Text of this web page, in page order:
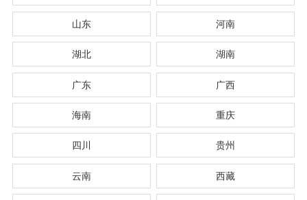
山东 河南
湖北 湖南
广东 广西
海南 重庆
四川 贵州
云南 西藏